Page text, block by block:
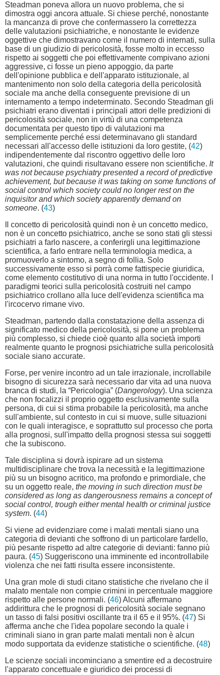
Steadman poneva allora un nuovo problema, che si
dimostra oggi ancora attuale. Si chiese perché, nonostante
la mancanza di prove che confermassero la correttezza
delle valutazioni psichiatriche, e nonostante le evidenze
oggettive che dimostravano come il numero di internati, sulla
base di un giudizio di pericolosità, fosse molto in eccesso
rispetto ai soggetti che poi effettivamente compivano azioni
aggressive, ci fosse un pieno appoggio, da parte
dell'opinione pubblica e dell'apparato istituzionale, al
mantenimento non solo della categoria della pericolosità
sociale ma anche della conseguente previsione di un
internamento a tempo indeterminato. Secondo Steadman gli
psichiatri erano diventati i principali attori delle predizioni di
pericolosità sociale, non in virtù di una competenza
documentata per questo tipo di valutazioni ma
semplicemente perché essi determinavano gli standard
necessari all'accesso delle istituzioni da loro gestite, (42)
indipendentemente dal riscontro oggettivo delle loro
valutazioni, che quindi risultavano essere non scientifiche. It
was not because psychiatry presented a record of predictive
achievement, but because it was taking on some functions of
social control which society could no longer rest on the
inquisitor and which society apparently demand on
someone. (43)
Il concetto di pericolosità quindi non è un concetto medico,
non è un concetto psichiatrico, anche se sono stati gli stessi
psichiatri a farlo nascere, a conferirgli una legittimazione
scientifica, a farlo entrare nella terminologia medica, a
promuoverlo a sintomo, a segno di follia. Solo
successivamente esso si porrà come fattispecie giuridica,
come elemento costitutivo di una norma in tutto l'occidente. I
paradigmi teorici sulla pericolosità costruiti nel campo
psichiatrico crollano alla luce dell'evidenza scientifica ma
l'ircocervo rimane vivo.
Steadman, partendo dalla constatazione della assenza di
significato medico della pericolosità, si pone un problema
più complesso, si chiede cioè quanto alla società importi
realmente quanto le prognosi psichiatriche sulla pericolosità
sociale siano accurate.
Forse, per venire incontro ad un tale irrazionale, incrollabile
bisogno di sicurezza sarà necessario dar vita ad una nuova
branca di studi, la “Pericologia” (Dangerology). Una scienza
che non focalizzi il proprio oggetto esclusivamente sulla
persona, di cui si stima probabile la pericolosità, ma anche
sull'ambiente, sul contesto in cui si muove, sulle situazioni
con le quali interagisce, e soprattutto sul processo che porta
alla prognosi, sull'impatto della prognosi stessa sui soggetti
che la subiscono.
Tale disciplina si dovrà ispirare ad un sistema
multidisciplinare che trova la necessità e la legittimazione
più su un bisogno acritico, ma profondo e primordiale, che
su un oggetto reale, the moving in such direction must be
considered as long as dangerousness remains a concept of
social control, trough either mental health or criminal justice
system. (44)
Si viene ad evidenziare come i malati mentali siano una
categoria di devianti che soffrono di un particolare fardello,
più pesante rispetto ad altre categorie di devianti: fanno più
paura. (45) Suggeriscono una imminente ed incontrollabile
violenza che nei fatti risulta essere inconsistente.
Una gran mole di studi citano statistiche che rivelano che il
malato mentale non compie crimini in percentuale maggiore
rispetto alle persone normali. (46) Alcuni affermano
addirittura che le prognosi di pericolosità sociale segnano
un tasso di falsi positivi oscillante tra il 65 e il 95%. (47) Si
afferma anche che l'idea popolare secondo la quale i
criminali siano in gran parte malati mentali non è alcun
modo supportata da evidenze statistiche o scientifiche. (48)
Le scienze sociali incominciano a smentire ed a decostruire
l'apparato concettuale e giuridico dei processi di